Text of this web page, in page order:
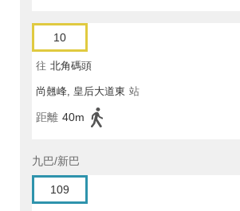
10
往 北角碼頭
尚翹峰, 皇后大道東 站
距離 40m
九巴/新巴
109